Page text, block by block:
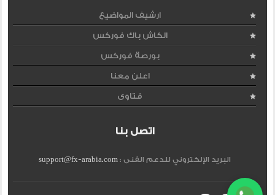
ارشيف المواضيع
الكاش باك فوركس
بورصة فوركس
اعلن معنا
فتاوى
اتصل بنا
البريد الإلكتروني للدعم الفنى :support@fx-arabia.com